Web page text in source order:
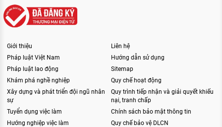
Giới thiệu
Pháp luật Việt Nam
Pháp luật lao động
Khám phá nghề nghiệp
Xây dựng và phát triển đội ngũ nhân
sự
Tuyển dụng việc làm
Hướng nghiệp việc làm
Liên hệ
Hướng dẫn sử dụng
Sitemap
Quy chế hoạt động
Quy trình tiếp nhận và giải quyết khiếu
nại, tranh chấp
Chính sách bảo mật thông tin
Quy chế bảo vệ DLCN